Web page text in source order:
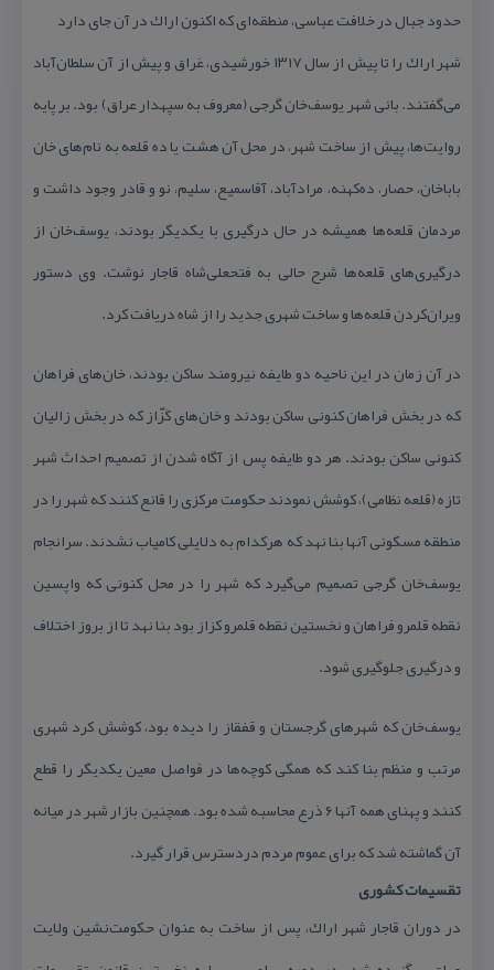
حدود جبال در خلافت عباسی، منطقه‌ای كه اكنون اراك در آن جای دارد
شهر اراك را تا پیش از سال ۱۳۱۷ خورشیدی، عَراق و پیش از آن سلطان‌آباد
می‌گفتند. بانی شهر یوسف‌خان گرجی (معروف به سپهدار عراق) بود. بر پایه
روایت‌ها، پیش از ساخت شهر، در محل آن هشت یا ده قلعه به نام‌های خان
باباخان، حصار، ده‌كهنه، مرادآباد، آقاسمیع، سلیم، نو و قادر وجود داشت و
مردمان قلعه‌ها همیشه در حال درگیری با یكدیگر بودند، یوسف‌خان از
درگیری‌های قلعه‌ها شرح حالی به فتحعلی‌شاه قاجار نوشت. وی دستور
ویران‌كردن قلعه‌ها و ساخت شهری جدید را از شاه دریافت كرد.
در آن زمان در این ناحیه دو طایفه نیرومند ساكن بودند، خان‌های فراهان
كه در بخش فراهان كنونی ساكن بودند و خان‌های كَزّاز كه در بخش زالیان
كنونی ساكن بودند. هر دو طایفه پس از آگاه شدن از تصمیم احداث شهر
تازه (قلعه نظامی)، كوشش نمودند حكومت مركزی را قانع كنند كه شهر را در
منطقه مسكونی آنها بنا نهد كه هركدام به دلایلی كامیاب نشدند. سرانجام
یوسف‌خان گرجی تصمیم می‌گیرد كه شهر را در محل كنونی كه واپسین
نقطه قلمرو فراهان و نخستین نقطه قلمرو كزاز بود بنا نهد تا از بروز اختلاف
و درگیری جلوگیری شود.
یوسف‌خان كه شهرهای گرجستان و قفقاز را دیده بود، كوشش كرد شهری
مرتب و منظم بنا كند كه همگی كوچه‌ها در فواصل معین یكدیگر را قطع
كنند و پهنای همه آنها ۶ ذرع محاسبه شده بود. همچنین بازار شهر در میانه
آن گماشته شد كه برای عموم مردم دردسترس قرار گیرد.
تقسیمات كشوری
در دوران قاجار شهر اراك، پس از ساخت به عنوان حكومت‌نشین ولایت